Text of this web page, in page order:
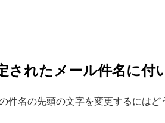
されたメール件名に
件名の先頭の文字を変更するにはど